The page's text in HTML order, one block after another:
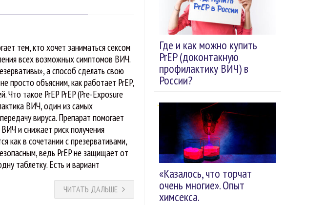
Где и как можно купить
PrEP (доконтакную
профилактику ВИЧ) в
России?
«Казалось, что торчат
очень многие». Опыт
химсекса.
тем, кто хочет заниматься сексом
всех возможных симптомов ВИЧ.
а способ сделать свою
просто объясним, как работает PrEP,
Что такое PrEP PrEP (Pre-Exposure
ВИЧ, один из самых
вируса. Препарат помогает
и снижает риск получения
как в сочетании с презервативами,
ведь PrEP не защищает от
таблетку. Есть и вариант
ЧИТАТЬ ДАЛЬШЕ